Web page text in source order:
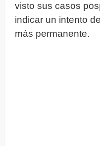
visto sus casos
indicar un intento
más permanente.